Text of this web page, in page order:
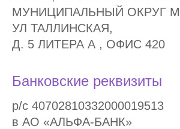
МУНИЦИПАЛЬНЫЙ ОКРУГ
УЛ ТАЛЛИНСКАЯ,
Д. 5 ЛИТЕРА А , ОФИС 420
Банковские реквизиты
р/с 40702810332000019513
в АО «АЛЬФА-БАНК»